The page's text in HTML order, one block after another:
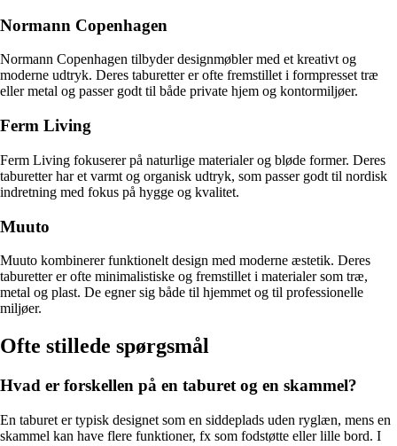
Normann Copenhagen
Normann Copenhagen tilbyder designmøbler med et kreativt og
moderne udtryk. Deres taburetter er ofte fremstillet i formpresset træ
eller metal og passer godt til både private hjem og kontormiljøer.
Ferm Living
Ferm Living fokuserer på naturlige materialer og bløde former. Deres
taburetter har et varmt og organisk udtryk, som passer godt til nordisk
indretning med fokus på hygge og kvalitet.
Muuto
Muuto kombinerer funktionelt design med moderne æstetik. Deres
taburetter er ofte minimalistiske og fremstillet i materialer som træ,
metal og plast. De egner sig både til hjemmet og til professionelle
miljøer.
Ofte stillede spørgsmål
Hvad er forskellen på en taburet og en skammel?
En taburet er typisk designet som en siddeplads uden ryglæn, mens en
skammel kan have flere funktioner, fx som fodstøtte eller lille bord. I